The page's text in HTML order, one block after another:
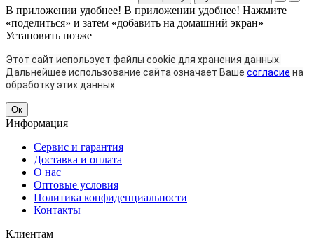
В приложении удобнее! В приложении удобнее! Нажмите
«поделиться» и затем «добавить на домашний экран»
Установить позже
Этот сайт использует файлы cookie для хранения данных.
Дальнейшее использование сайта означает Ваше согласие на
обработку этих данных
Ок
Информация
Сервис и гарантия
Доставка и оплата
О нас
Оптовые условия
Политика конфиденциальности
Контакты
Клиентам